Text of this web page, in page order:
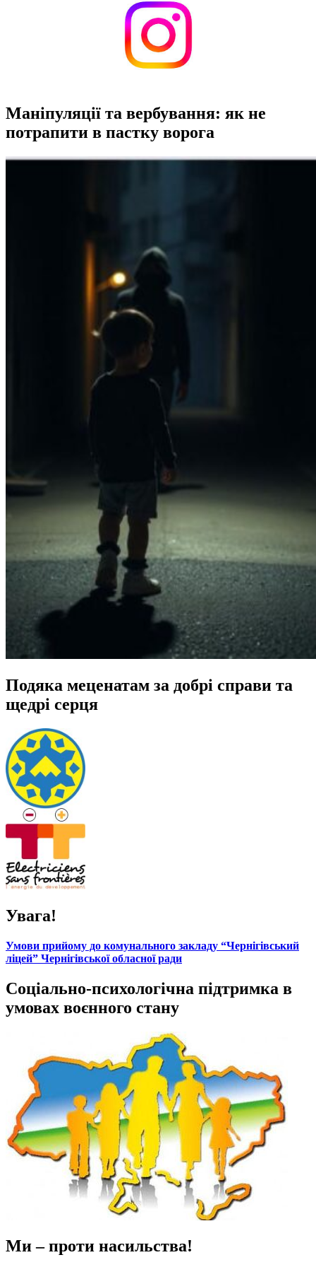
Маніпуляції та вербування: як не
потрапити в пастку ворога
Подяка меценатам за добрі справи та
щедрі серця
Увага!
Умови прийому до комунального закладу “Чернігівський
ліцей” Чернігівської обласної ради
Соціально-психологічна підтримка в
умовах воєнного стану
Ми – проти насильства!